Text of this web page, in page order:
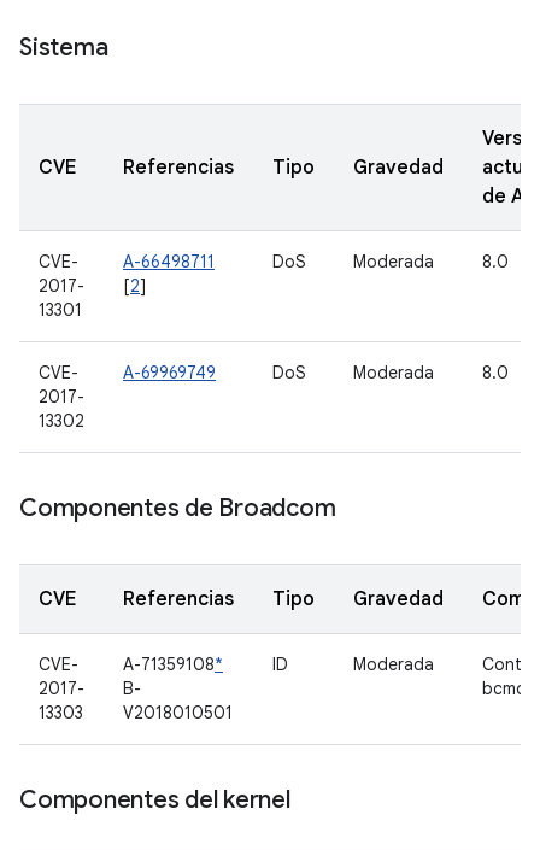
Sistema
CVE Referencias Tipo Gravedad
de
CVE-
2017-
13301
A-66498711
[2]
DoS Moderada 8.0
CVE-
2017-
13302
A-69969749 DoS Moderada 8.0
Componentes de Broadcom
CVE Referencias Tipo Gravedad
CVE-
2017-
13303
A-71359108*
B-
V2018010501
ID Moderada
Componentes del kernel